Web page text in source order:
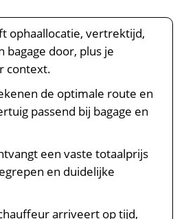
ophaallocatie, vertrektijd,
bagage door, plus je
context.
de optimale route en
passend bij bagage en
een vaste totaalprijs
en duidelijke
arriveert op tijd,